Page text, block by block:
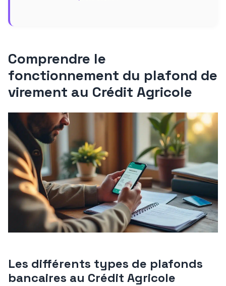
Comprendre le
fonctionnement du plafond de
virement au Crédit Agricole
Les différents types de plafonds
bancaires au Crédit Agricole